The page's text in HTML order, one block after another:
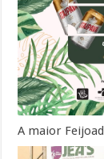
A maior